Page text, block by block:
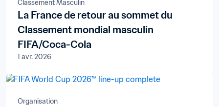
Classement Masculin
La France de retour au sommet du
Classement mondial masculin
FIFA/Coca-Cola
1 avr. 2026
Organisation